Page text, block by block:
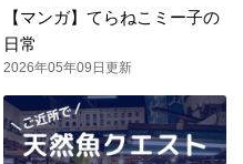
【マンガ】てらねこミー子の
日常
2026年05年09日更新